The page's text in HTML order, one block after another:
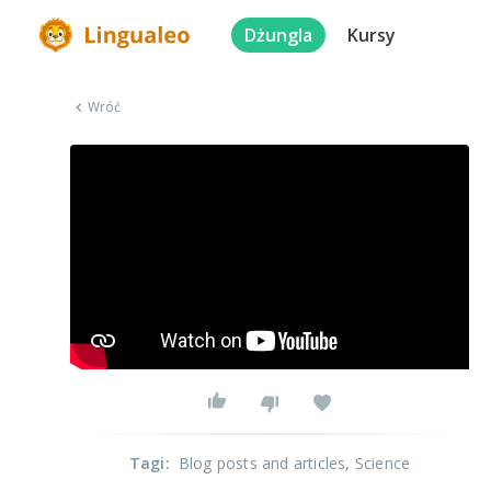
Dżungla Kursy
Wróć
Tagi: Blog posts and articles, Science